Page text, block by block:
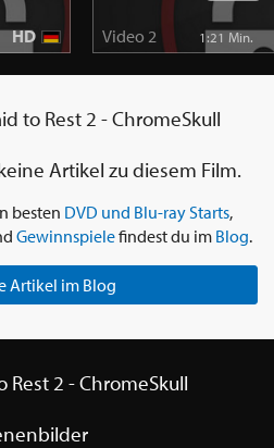
HD Video 2 1:21 Min.
to Rest 2 - ChromeSkull
Artikel zu diesem Film.
besten DVD und Blu-ray Starts,
Gewinnspielefindest du im Blog.
Artikel im Blog
Rest 2 - ChromeSkull